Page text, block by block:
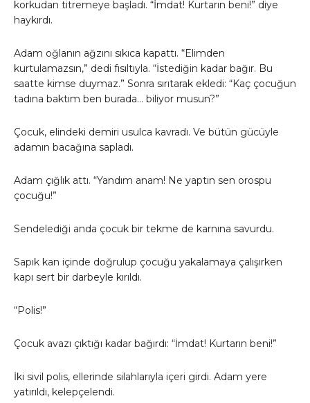
korkudan titremeye başladı. “İmdat! Kurtarın beni!” diye
haykırdı.
Adam oğlanın ağzını sıkıca kapattı. “Elimden
kurtulamazsın,” dedi fısıltıyla. “İstediğin kadar bağır. Bu
saatte kimse duymaz.” Sonra sırıtarak ekledi: “Kaç çocuğun
tadına baktım ben burada… biliyor musun?”
Çocuk, elindeki demiri usulca kavradı. Ve bütün gücüyle
adamın bacağına sapladı.
Adam çığlık attı. “Yandım anam! Ne yaptın sen orospu
çocuğu!”
Sendelediği anda çocuk bir tekme de karnına savurdu.
Sapık kan içinde doğrulup çocuğu yakalamaya çalışırken
kapı sert bir darbeyle kırıldı.
“Polis!”
Çocuk avazı çıktığı kadar bağırdı: “İmdat! Kurtarın beni!”
İki sivil polis, ellerinde silahlarıyla içeri girdi. Adam yere
yatırıldı, kelepçelendi.